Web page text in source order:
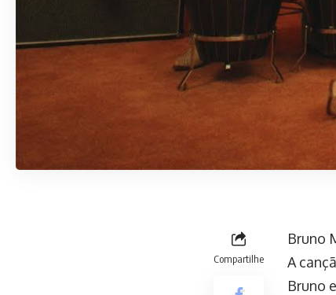
Compartilhe
Bruno
A
Bruno